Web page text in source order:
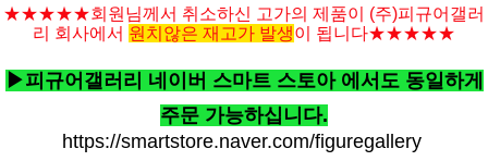
★★★★★회원님께서 취소하신 고가의 제품이 (주)피규어갤러
리 회사에서 원치않은 재고가 발생이 됩니다★★★★★
▶피규어갤러리 네이버 스마트 스토아 에서도 동일하게
주문 가능하십니다.
https://smartstore.naver.com/figuregallery